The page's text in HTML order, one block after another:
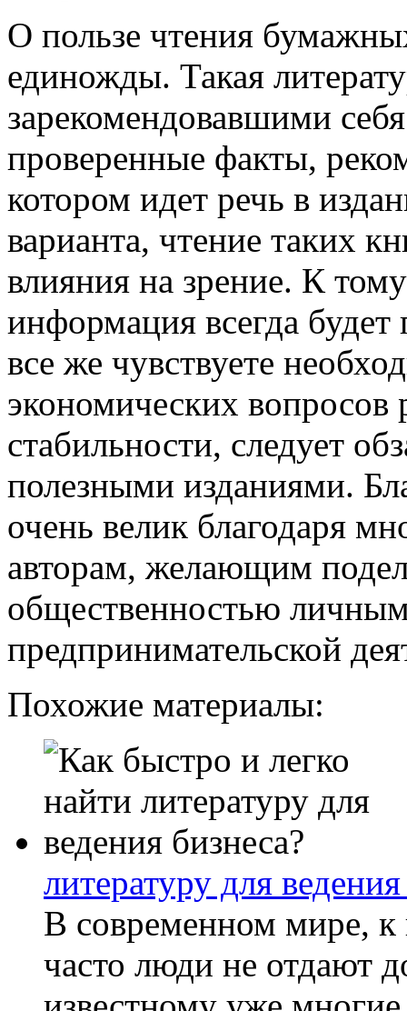
О пользе чтения
единожды. Такая
зарекомендовавшими
проверенные факты,
котором идет речь в
варианта, чтение таких
влияния на зрение. К
информация всегда
все же чувствуете
экономических вопросов
стабильности, следует
полезными изданиями.
очень велик благодаря
авторам, желающим
общественностью
предпринимательской
Похожие материалы:
литературу для
В современном мире,
часто люди не отдают